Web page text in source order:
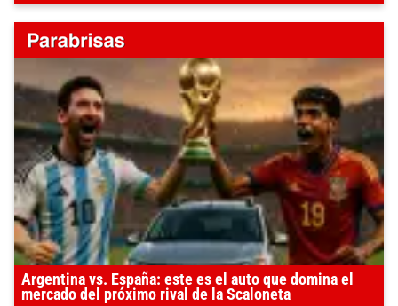
Argentina vs. España: este es el auto que domina el
mercado del próximo rival de la Scaloneta